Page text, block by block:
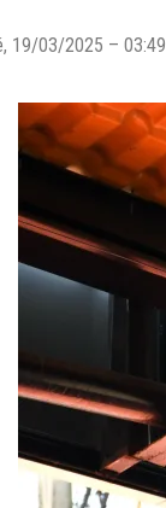
19/03/2025 – 03:49